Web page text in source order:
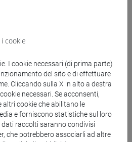
DI LINGUA CINESE 2 MOD.2C
dell'insegnamento
MOD.2
DI LINGUA CINESE 2
DI LINGUA CINESE 2
cookie
I cookie necessari (di prima parte)
del sito e di effettuare
Cliccando sulla X in alto a destra
necessari. Se acconsenti,
cookie che abilitano le
e forniscono statistiche sul loro
raccolti saranno condivisi
che potrebbero associarli ad altre